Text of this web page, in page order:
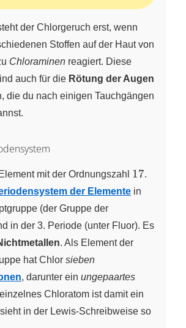
der Chlorgeruch erst, wenn
Stoffen auf der Haut von
Chloraminen reagiert. Diese
auch für die Rötung der Augen
die du nach einigen Tauchgängen
mit der Ordnungszahl 17
17.
der Elemente in
(der Gruppe der
in der 3. Periode (unter Fluor). Es
. Als Element der
hat Chlor sieben
, darunter ein ungepaartes
Chloratom ist damit ein
in der Lewis‑Schreibweise so